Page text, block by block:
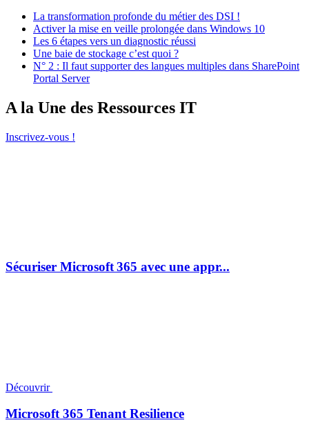
La transformation profonde du métier des DSI !
Activer la mise en veille prolongée dans Windows 10
Les 6 étapes vers un diagnostic réussi
Une baie de stockage c’est quoi ?
N° 2 : Il faut supporter des langues multiples dans SharePoint
Portal Server
A la Une des Ressources IT
Inscrivez-vous !
Sécuriser Microsoft 365 avec une appr...
Découvrir
Microsoft 365 Tenant Resilience